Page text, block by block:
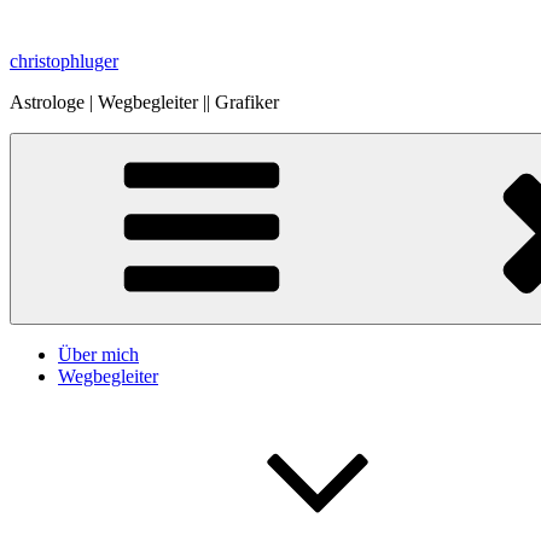
springen
christophluger
Astrologe | Wegbegleiter || Grafiker
Über mich
Wegbegleiter